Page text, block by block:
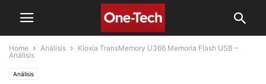
Home Análisis
Kioxia TransMemory U366 Memoria Flash USB –
Análisis
Análisis